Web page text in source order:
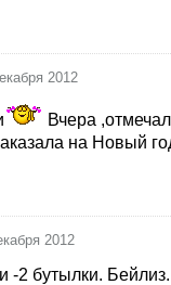
2012
Вчера
на Новый
2012
-2 бутылки.